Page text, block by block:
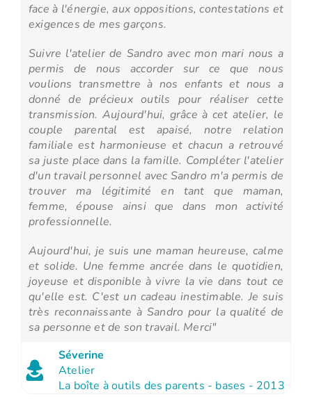
face à l'énergie, aux oppositions, contestations et
exigences de mes garçons.
Suivre l'atelier de Sandro avec mon mari nous a
permis de nous accorder sur ce que nous
voulions transmettre à nos enfants et nous a
donné de précieux outils pour réaliser cette
transmission. Aujourd'hui, grâce à cet atelier, le
couple parental est apaisé, notre relation
familiale est harmonieuse et chacun a retrouvé
sa juste place dans la famille. Compléter l'atelier
d'un travail personnel avec Sandro m'a permis de
trouver ma légitimité en tant que maman,
femme, épouse ainsi que dans mon activité
professionnelle.
Aujourd'hui, je suis une maman heureuse, calme
et solide. Une femme ancrée dans le quotidien,
joyeuse et disponible à vivre la vie dans tout ce
qu'elle est. C'est un cadeau inestimable. Je suis
très reconnaissante à Sandro pour la qualité de
sa personne et de son travail. Merci"
Séverine
Atelier
La boîte à outils des parents - bases - 2013